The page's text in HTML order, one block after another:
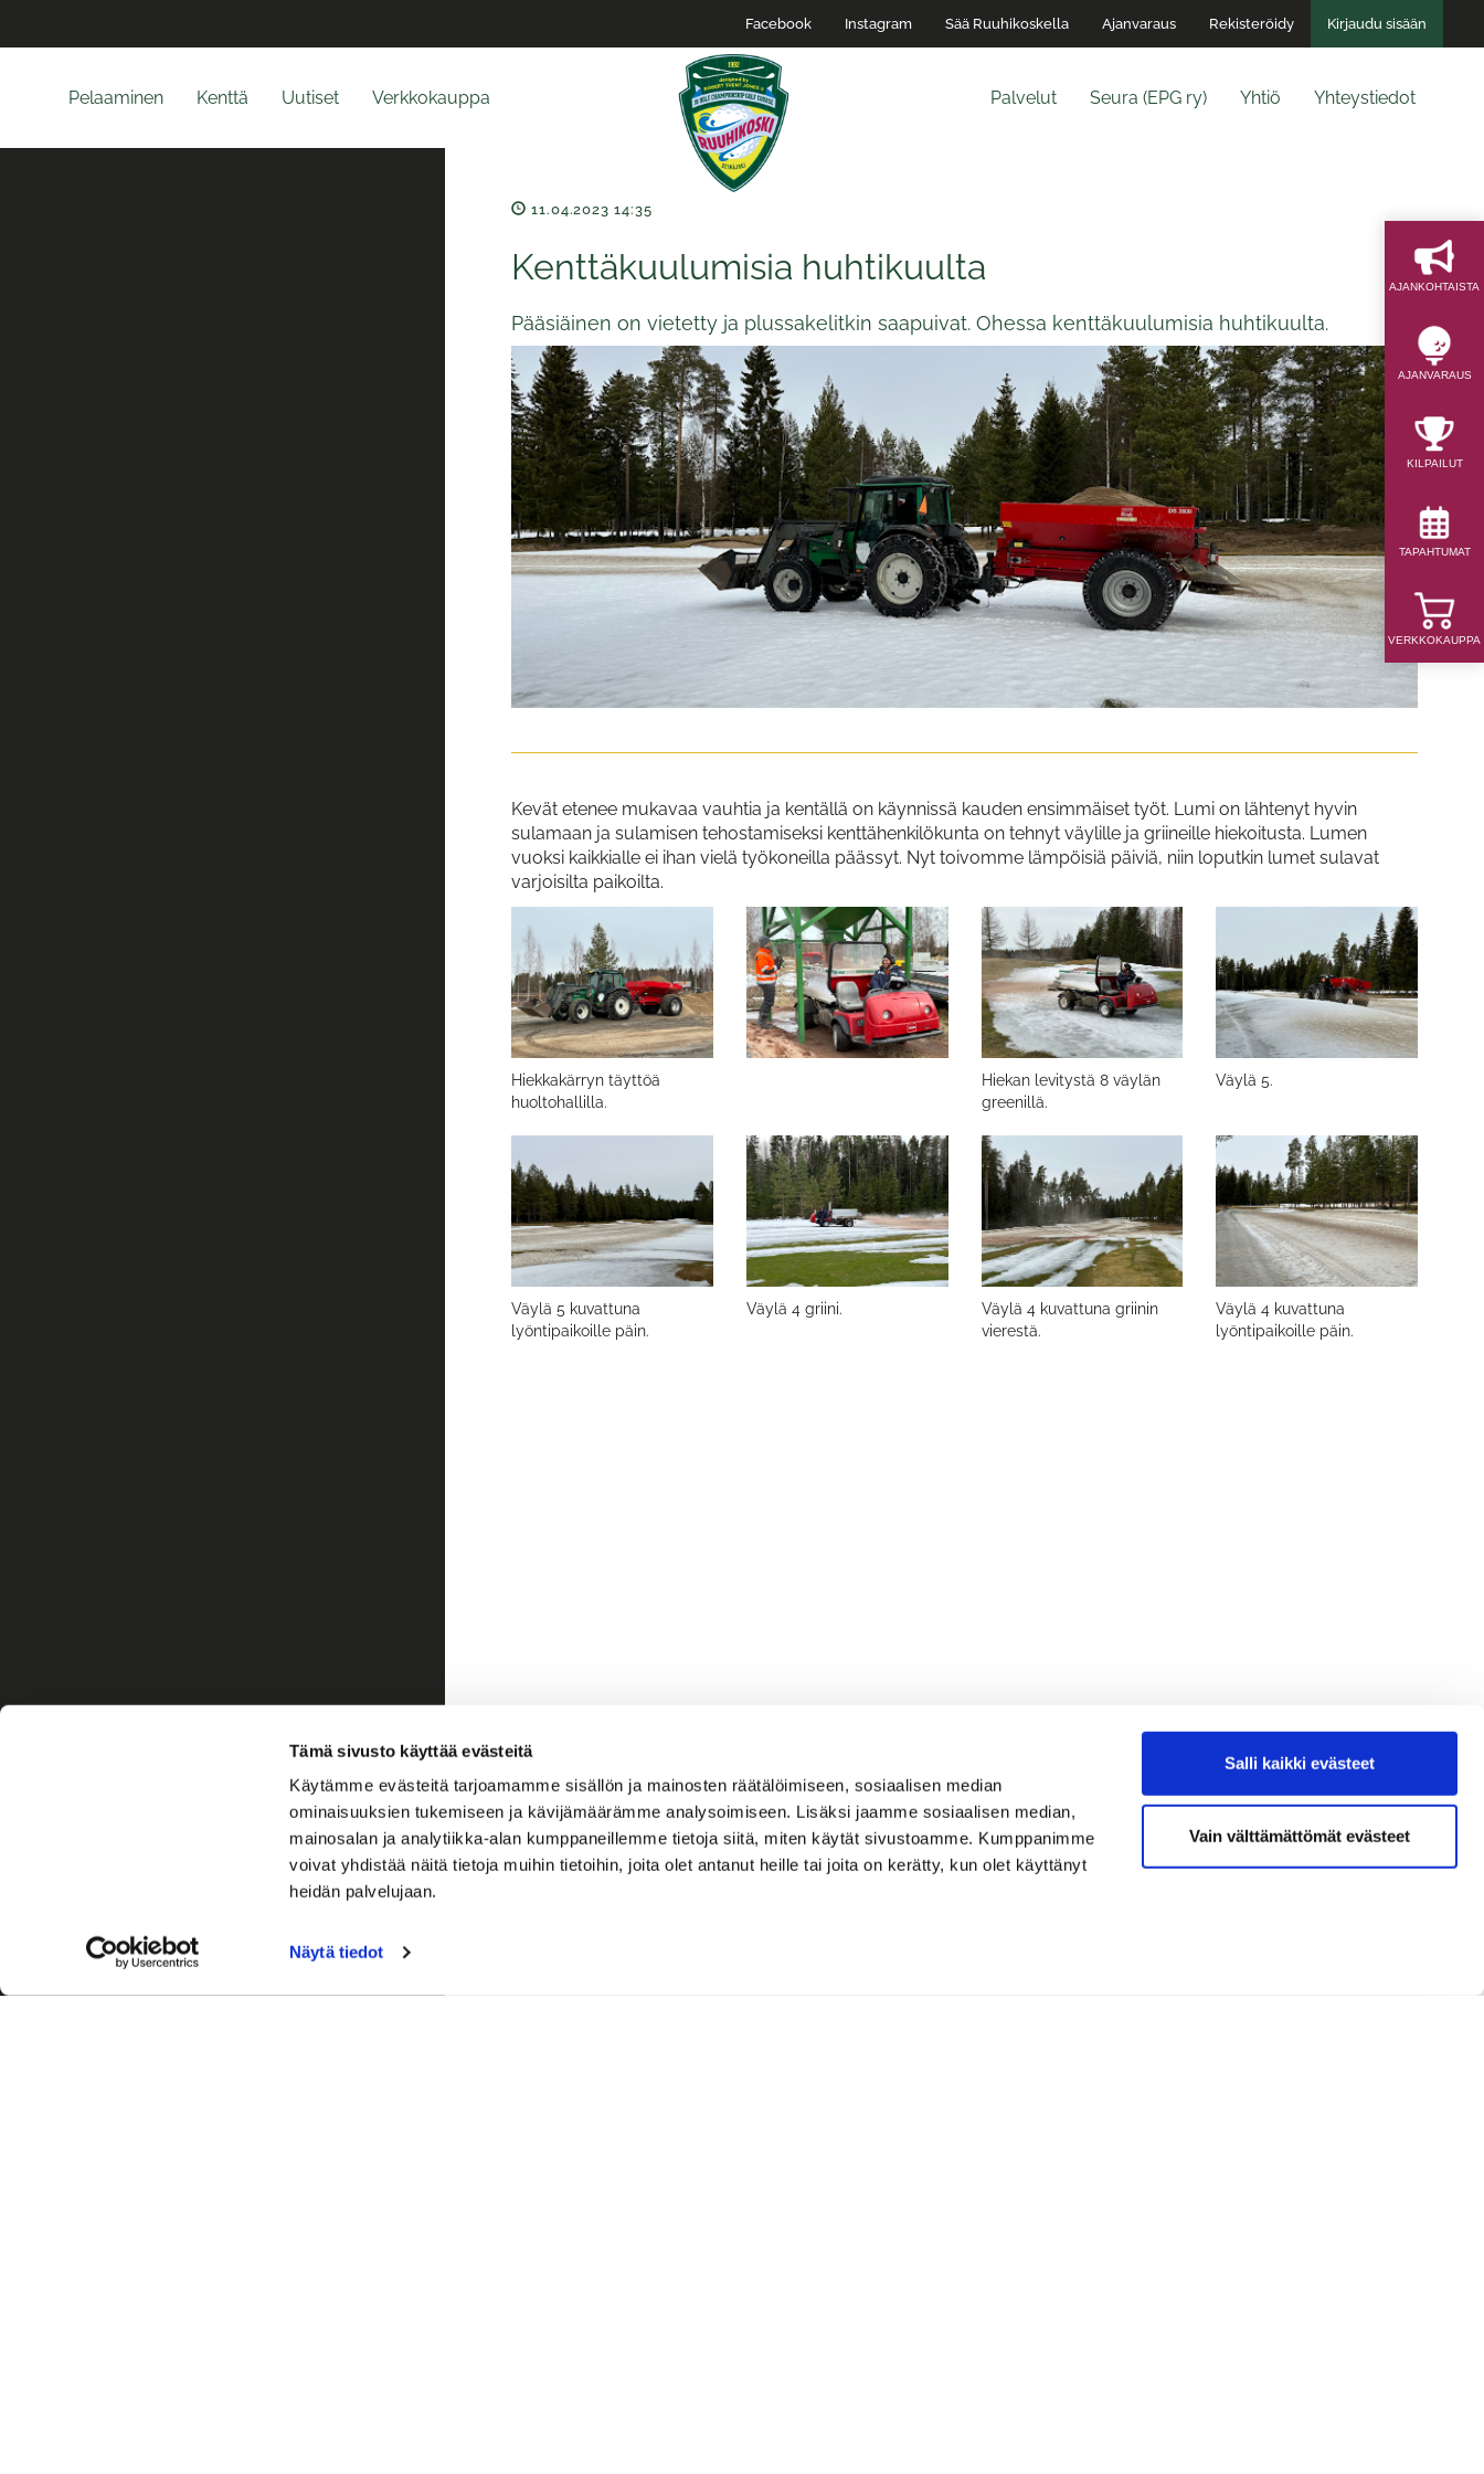
Tämä sivusto käyttää evästeitä
Käytämme evästeitä tarjoamamme sisällön ja mainosten räätälöimiseen, sosiaalisen median
ominaisuuksien tukemiseen ja kävijämäärämme analysoimiseen. Lisäksi jaamme sosiaalisen median,
mainosalan ja analytiikka-alan kumppaneillemme tietoja siitä, miten käytät sivustoamme. Kumppanimme
voivat yhdistää näitä tietoja muihin tietoihin, joita olet antanut heille tai joita on kerätty, kun olet käyttänyt
heidän palvelujaan.
Näytä tiedot
Salli kaikki evästeet
Vain välttämättömät evästeet
Facebook Instagram Sää Ruuhikoskella Ajanvaraus Rekisteröidy Kirjaudu sisään
Pelaaminen Kenttä Uutiset Verkkokauppa Yhteystiedot
Yhtiö
Seura (EPG ry)
Palvelut
AJAN­KOHTAISTA
AJAN­VARAUS
KILPAILUT
TAPAHTUMAT
VERKKOKAUPPA
11.04.2023 14:35
Kenttäkuulumisia huhtikuulta
Pääsiäinen on vietetty ja plussakelitkin saapuivat. Ohessa kenttäkuulumisia huhtikuulta.
Kevät etenee mukavaa vauhtia ja kentällä on käynnissä kauden ensimmäiset työt. Lumi on lähtenyt hyvin
sulamaan ja sulamisen tehostamiseksi kenttähenkilökunta on tehnyt väylille ja griineille hiekoitusta. Lumen
vuoksi kaikkialle ei ihan vielä työkoneilla päässyt. Nyt toivomme lämpöisiä päiviä, niin loputkin lumet sulavat
varjoisilta paikoilta.
Hiekkakärryn täyttöä
huoltohallilla.
Hiekan levitystä 8 väylän
greenillä.
Väylä 5.
Väylä 5 kuvattuna
lyöntipaikoille päin.
Väylä 4 griini.
Väylä 4 kuvattuna griinin
vierestä.
Väylä 4 kuvattuna
lyöntipaikoille päin.